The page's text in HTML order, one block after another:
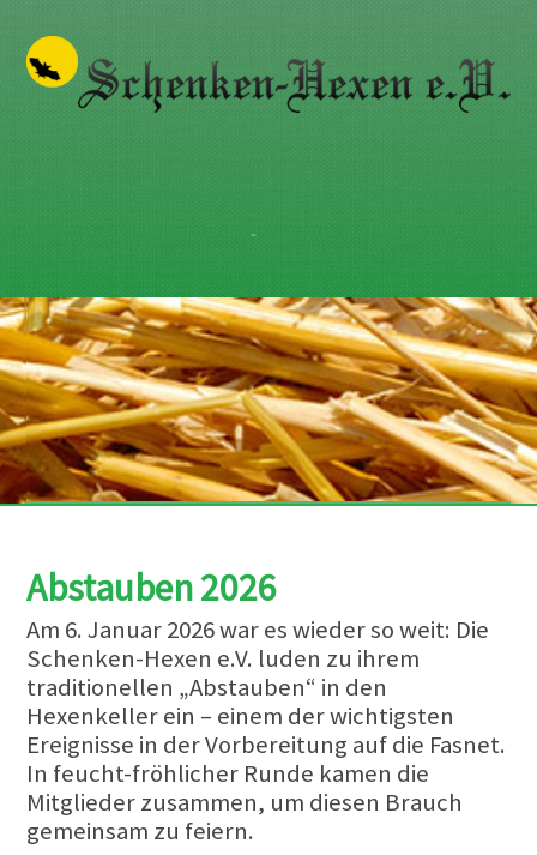
Abstauben 2026
Am 6. Januar 2026 war es wieder so weit: Die
Schenken-Hexen e.V. luden zu ihrem
traditionellen „Abstauben“ in den
Hexenkeller ein – einem der wichtigsten
Ereignisse in der Vorbereitung auf die Fasnet.
In feucht-fröhlicher Runde kamen die
Mitglieder zusammen, um diesen Brauch
gemeinsam zu feiern.